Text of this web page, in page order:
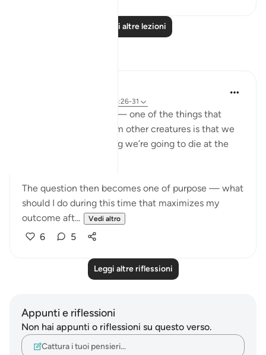
Leggi altre lezioni
ayah 16:26-31
We’re weird creatures — one of the things that
makes us different from other creatures is that we
go through life knowing we’re going to die at the
The question then becomes one of purpose — what
should I do during this time that maximizes my
outcome aft...
Vedi altro
6 5
Leggi altre riflessioni
Appunti e riflessioni
Non hai appunti o riflessioni su questo verso.
Cattura i tuoi pensieri…